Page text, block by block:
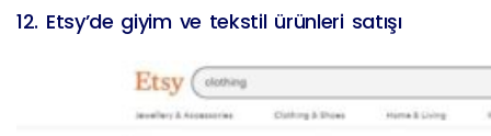
12. Etsy’de giyim ve tekstil ürünleri satışı